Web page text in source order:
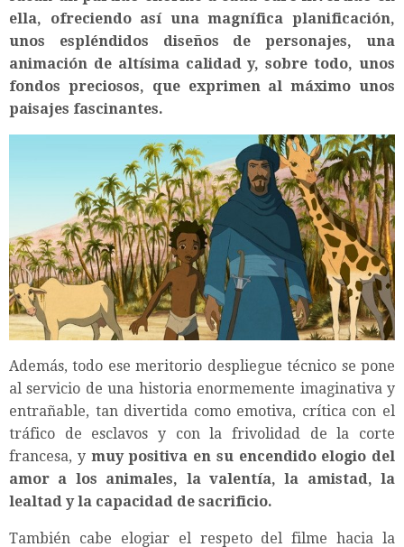
ella, ofreciendo así una magnífica planificación,
unos espléndidos diseños de personajes, una
animación de altísima calidad y, sobre todo, unos
fondos preciosos, que exprimen al máximo unos
paisajes fascinantes.
Además, todo ese meritorio despliegue técnico se pone
al servicio de una historia enormemente imaginativa y
entrañable, tan divertida como emotiva, crítica con el
tráfico de esclavos y con la frivolidad de la corte
francesa, y muy positiva en su encendido elogio del
amor a los animales, la valentía, la amistad, la
lealtad y la capacidad de sacrificio.
También cabe elogiar el respeto del filme hacia la